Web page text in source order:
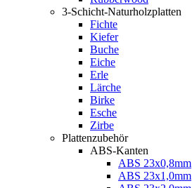
3-Schicht-Naturholzplatten
Fichte
Kiefer
Buche
Eiche
Erle
Lärche
Birke
Esche
Zirbe
Plattenzubehör
ABS-Kanten
ABS 23x0,8mm
ABS 23x1,0mm